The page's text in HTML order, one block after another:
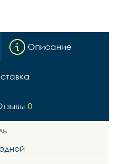
Описание
0